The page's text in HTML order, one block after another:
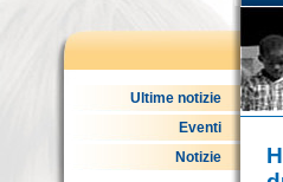
Ultime notizie
Eventi
Notizie